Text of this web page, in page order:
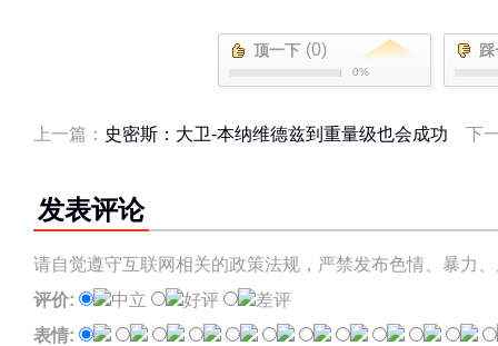
顶一下 (0)
0%
下
上一篇： 史密斯：大卫-本纳维德兹到重量级也会成功
发表评论
请自觉遵守互联网相关的政策法规，严禁发布色情、暴力
评价:
中立 好评
差评
表情: